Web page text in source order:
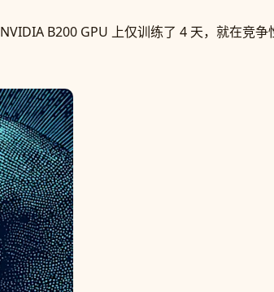
B200 GPU 上仅训练了 4 天，就在竞争